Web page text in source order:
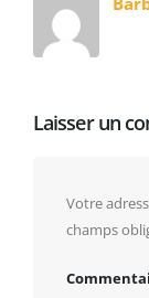
Laisser un
Votre
champs